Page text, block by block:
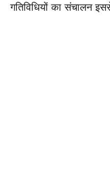
गतिविधियों का संचालन